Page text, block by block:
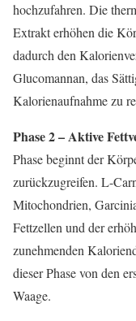
hochzufahren. Die
Extrakt erhöhen die
dadurch den
Glucomannan, das
Kalorienaufnahme zu
Phase 2 – Aktive
Phase beginnt der
zurückzugreifen. L-
Mitochondrien,
Fettzellen und der
zunehmenden
dieser Phase von den
Waage.